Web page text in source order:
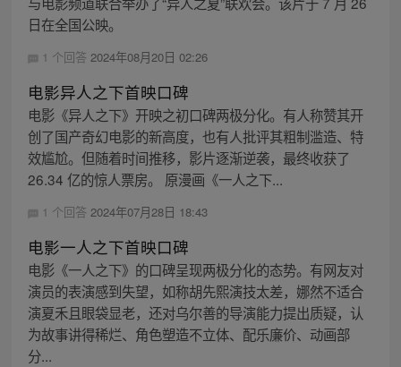
日在全国公映。
1 个回答 2024年08月20日 02:26
电影异人之下首映口碑
电影《异人之下》开映之初口碑两极分化。有人称赞其开
创了国产奇幻电影的新高度，也有人批评其粗制滥造、特
效尴尬。但随着时间推移，影片逐渐逆袭，最终收获了
26.34 亿的惊人票房。 原漫画《一人之下...
1 个回答 2024年07月28日 18:43
电影一人之下首映口碑
电影《一人之下》的口碑呈现两极分化的态势。有网友对
演员的表演感到失望，如称胡先熙演技太差，娜然不适合
演夏禾且眼袋显老，还对乌尔善的导演能力提出质疑，认
为故事讲得稀烂、角色塑造不立体、配乐廉价、动画部
分...